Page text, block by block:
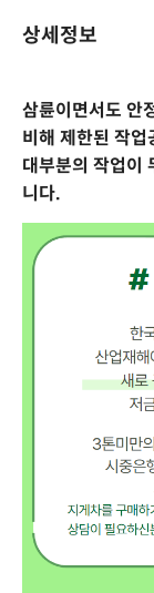
상세정보
삼륜이면서도 안
비해 제한된 작업
대부분의 작업이
니다.